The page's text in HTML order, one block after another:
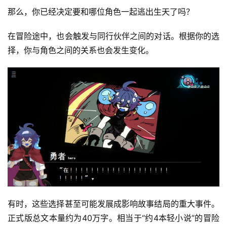
(
中
国
)
那么，你已经决定要和哪位角色一起逃出生天了吗？
在冒险途中，也会触发与同行伙伴之间的对话。根据你的选
择，你与角色之间的关系也会发生变化。
有时，这些选择甚至可能发展成影响故事结局的重大事件。
正式版总文本量约为40万字。相当于“约4本轻小说”的冒险